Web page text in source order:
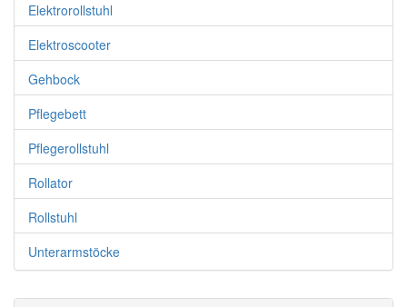
Elektrorollstuhl
Elektroscooter
Gehbock
Pflegebett
Pflegerollstuhl
Rollator
Rollstuhl
Unterarmstöcke